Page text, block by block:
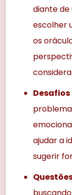
diante de
escolher
os
ajudar a
sugerir